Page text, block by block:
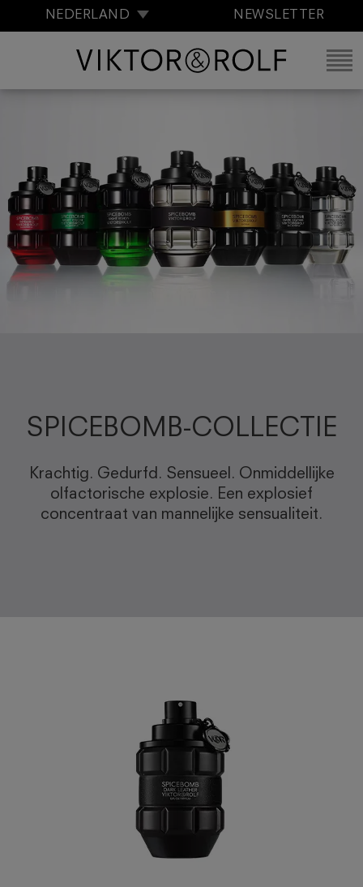
NEDERLAND NEWSLETTER
SPICEBOMB-COLLECTIE
Krachtig. Gedurfd. Sensueel. Onmiddellijke
olfactorische explosie. Een explosief
concentraat van mannelijke sensualiteit.